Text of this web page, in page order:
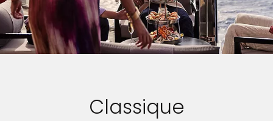
Classique